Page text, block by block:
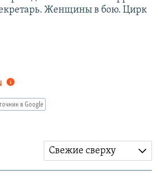
РАССЫЛКУ
Женщины в бою. Цирк
в Google
Свежие сверху